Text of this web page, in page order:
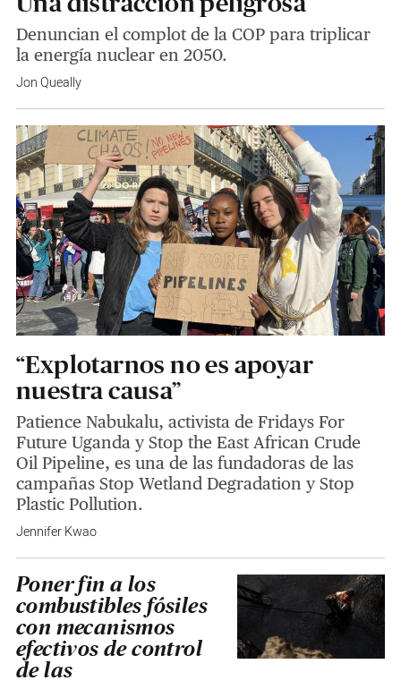
Denuncian el complot de la COP para triplicar
la energía nuclear en 2050.
Jon Queally
“Explotarnos no es apoyar
nuestra causa”
Patience Nabukalu, activista de Fridays For
Future Uganda y Stop the East African Crude
Oil Pipeline, es una de las fundadoras de las
campañas Stop Wetland Degradation y Stop
Plastic Pollution.
Jennifer Kwao
Poner fin a los
combustibles fósiles
con mecanismos
efectivos de control
de las